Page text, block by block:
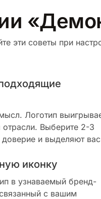
эти советы при
Логотип
Выберите 2-3
и выделяют вас
иконку
в узнаваемый бренд-
с вашим